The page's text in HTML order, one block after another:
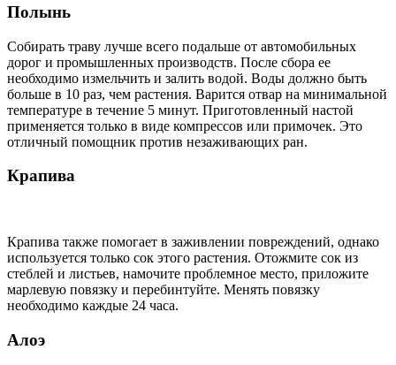
Полынь
Собирать траву лучше всего подальше от автомобильных
дорог и промышленных производств. После сбора ее
необходимо измельчить и залить водой. Воды должно быть
больше в 10 раз, чем растения. Варится отвар на минимальной
температуре в течение 5 минут. Приготовленный настой
применяется только в виде компрессов или примочек. Это
отличный помощник против незаживающих ран.
Крапива
Крапива также помогает в заживлении повреждений, однако
используется только сок этого растения. Отожмите сок из
стеблей и листьев, намочите проблемное место, приложите
марлевую повязку и перебинтуйте. Менять повязку
необходимо каждые 24 часа.
Алоэ